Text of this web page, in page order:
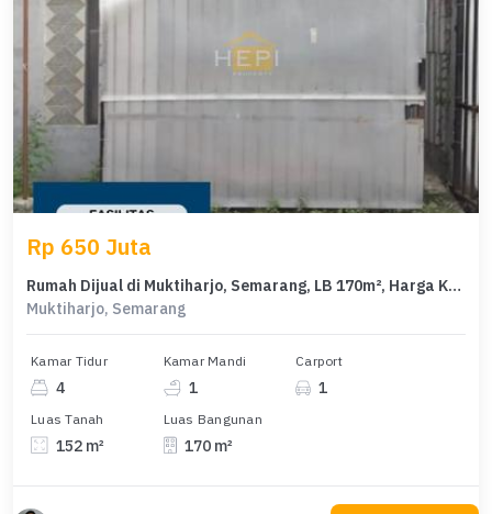
Rp 650 Juta
Rumah Dijual di Muktiharjo, Semarang, LB 170m², Harga Kompetitif!
Muktiharjo, Semarang
Kamar Tidur
4
Kamar Mandi
1
Carport
1
Luas Tanah
152 m²
Luas Bangunan
170 m²